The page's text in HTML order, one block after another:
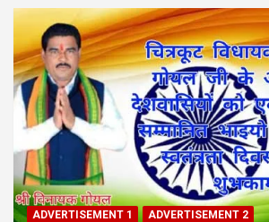
ADVERTISEMENT 1 ADVERTISEMENT 2